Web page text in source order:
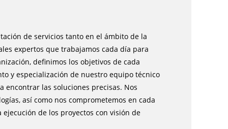
de servicios tanto en el ámbito de la
expertos que trabajamos cada día para
definimos los objetivos de cada
y especialización de nuestro equipo técnico
encontrar las soluciones precisas. Nos
así como nos comprometemos en cada
de los proyectos con visión de